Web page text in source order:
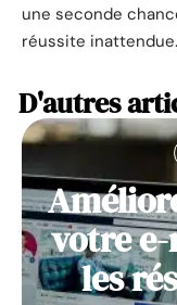
une seconde
réussite inattendue.
D'autres
votre
les